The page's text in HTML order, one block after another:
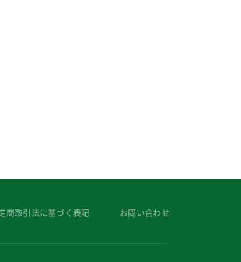
商取引法に基づく表記 お問い合わせ